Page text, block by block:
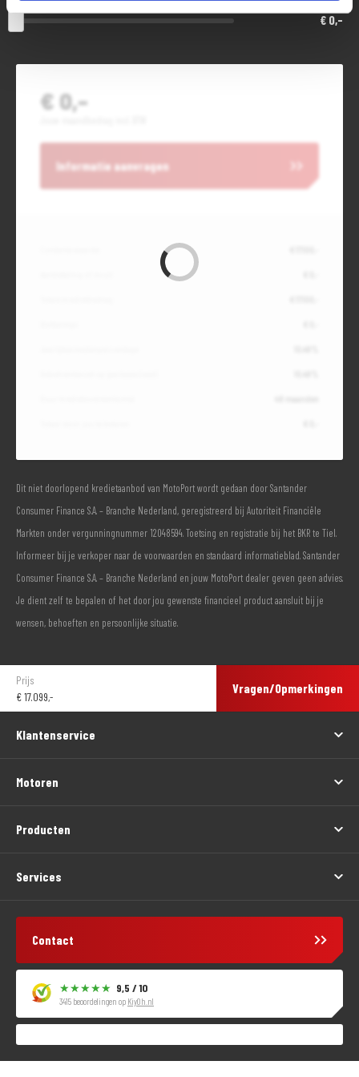
€ 0,-
€ 0,-
Informatie aanvragen
Dit niet doorlopend kredietaanbod van MotoPort wordt gedaan door Santander
Consumer Finance S.A. – Branche Nederland, geregistreerd bij Autoriteit Financiële
Markten onder vergunningnummer 12048594. Toetsing en registratie bij het BKR te Tiel.
Informeer bij je verkoper naar de voorwaarden en standaard informatieblad. Santander
Consumer Finance S.A. – Branche Nederland en jouw MotoPort dealer geven geen advies.
Je dient zelf te bepalen of het door jou gewenste financieel product aansluit bij je
wensen, behoeften en persoonlijke situatie.
Prijs
€17.099,-
Vragen/Opmerkingen
Klantenservice
Motoren
Producten
Services
Contact
9,5 / 10
3415 beoordelingen op KiyOh.nl